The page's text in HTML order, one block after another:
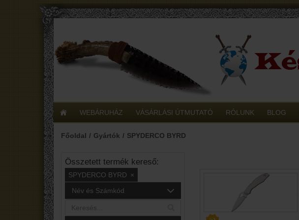
WEBÁRUHÁZ VÁSÁRLÁSI ÚTMUTATÓ RÓLUNK BLOG
Főoldal Gyártók SPYDERCO BYRD
Összetett termék kereső:
SPYDERCO BYRD ×
Név és Számkód